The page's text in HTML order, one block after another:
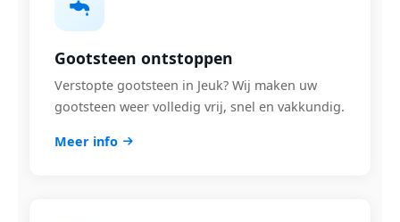
Gootsteen ontstoppen
Verstopte gootsteen in Jeuk? Wij maken uw
gootsteen weer volledig vrij, snel en vakkundig.
Meer info